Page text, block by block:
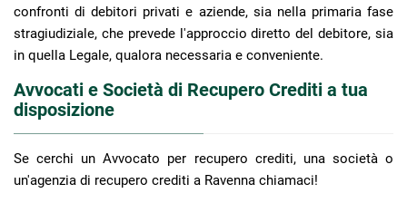
confronti di debitori privati e aziende, sia nella primaria fase
stragiudiziale, che prevede l'approccio diretto del debitore, sia
in quella Legale, qualora necessaria e conveniente.
Avvocati e Società di Recupero Crediti a tua
disposizione
Se cerchi un Avvocato per recupero crediti, una società o
un'agenzia di recupero crediti a Ravenna chiamaci!